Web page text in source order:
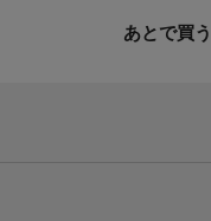
あとで買